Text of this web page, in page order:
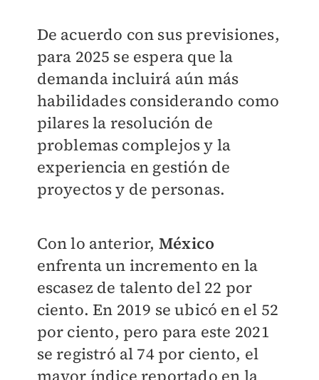
De acuerdo con sus previsiones,
para 2025 se espera que la
demanda incluirá aún más
habilidades considerando como
pilares la resolución de
problemas complejos y la
experiencia en gestión de
proyectos y de personas.
Con lo anterior, México
enfrenta un incremento en la
escasez de talento del 22 por
ciento. En 2019 se ubicó en el 52
por ciento, pero para este 2021
se registró al 74 por ciento, el